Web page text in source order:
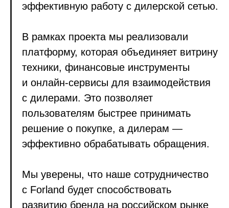
эффективную работу с дилерской сетью.
В рамках проекта мы реализовали
платформу, которая объединяет витрину
техники, финансовые инструменты
и онлайн-сервисы для взаимодействия
с дилерами. Это позволяет
пользователям быстрее принимать
решение о покупке, а дилерам —
эффективно обрабатывать обращения.
Мы уверены, что наше сотрудничество
с Forland будет способствовать
развитию бренда на российском рынке